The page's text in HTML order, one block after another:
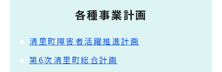
各種事業計画
清里町障害者活躍推進計画
第6次清里町総合計画